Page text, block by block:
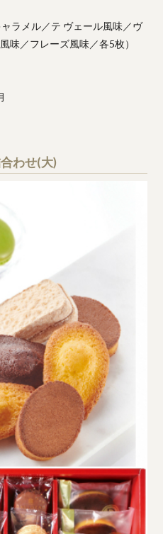
ラメル／テ ヴェール風味／ヴ
味／フレーズ風味／各5枚）
わせ(大)